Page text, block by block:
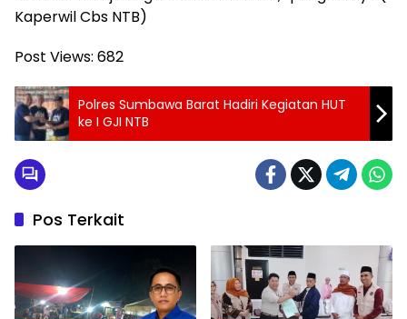
Kaperwil Cbs NTB)
Post Views: 682
Polres Sumbawa Barat Hadiri Kegiatan HUT
ke I GJI NTB
Pos Terkait